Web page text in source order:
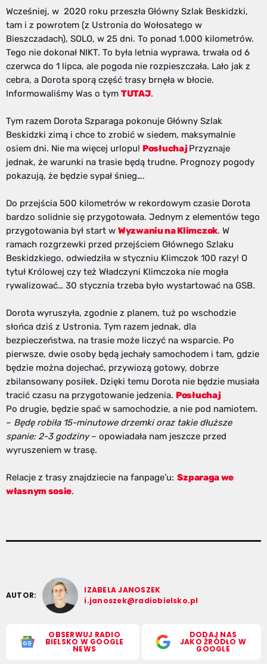
Wcześniej, w 2020 roku przeszła Główny Szlak Beskidzki,
tam i z powrotem (z Ustronia do Wołosatego w
Bieszczadach), SOLO, w 25 dni. To ponad 1.000 kilometrów.
Tego nie dokonał NIKT. To była letnia wyprawa, trwała od 6
czerwca do 1 lipca, ale pogoda nie rozpieszczała. Lało jak z
cebra, a Dorota sporą część trasy brnęła w błocie.
Informowaliśmy Was o tym TUTAJ.
Tym razem Dorota Szparaga pokonuje Główny Szlak
Beskidzki zimą i chce to zrobić w siedem, maksymalnie
osiem dni. Nie ma więcej urlopu! Posłuchaj Przyznaje
jednak, że warunki na trasie będą trudne. Prognozy pogody
pokazują, że będzie sypał śnieg….
Do przejścia 500 kilometrów w rekordowym czasie Dorota
bardzo solidnie się przygotowała. Jednym z elementów tego
przygotowania był start w Wyzwaniu na Klimczok. W
ramach rozgrzewki przed przejściem Głównego Szlaku
Beskidzkiego, odwiedziła w styczniu Klimczok 100 razy! O
tytuł Królowej czy też Władczyni Klimczoka nie mogła
rywalizować… 30 stycznia trzeba było wystartować na GSB.
Dorota wyruszyła, zgodnie z planem, tuż po wschodzie
słońca dziś z Ustronia. Tym razem jednak, dla
bezpieczeństwa, na trasie może liczyć na wsparcie. Po
pierwsze, dwie osoby będą jechały samochodem i tam, gdzie
będzie można dojechać, przywiozą gotowy, dobrze
zbilansowany posiłek. Dzięki temu Dorota nie będzie musiała
tracić czasu na przygotowanie jedzenia. Posłuchaj
Po drugie, będzie spać w samochodzie, a nie pod namiotem.
– Będę robiła 15-minutowe drzemki oraz takie dłuższe
spanie: 2-3 godziny– opowiadała nam jeszcze przed
wyruszeniem w trasę.
Relacje z trasy znajdziecie na fanpage’u: Szparaga we
własnym sosie.
AUTOR:
IZABELA JANOSZEK
i.janoszek@radiobielsko.pl
OBSERWUJ RADIO
BIELSKO W GOOGLE
NEWS
DODAJ NAS
JAKO ŹRÓDŁO W
GOOGLE